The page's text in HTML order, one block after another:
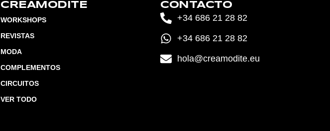
CREAMODITE
WORKSHOPS
REVISTAS
MODA
COMPLEMENTOS
CIRCUITOS
VER TODO
CONTACTO
+34 686 21 28 82
+34 686 21 28 82
hola@creamodite.eu